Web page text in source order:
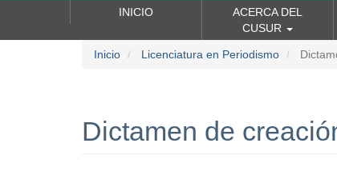
NAVEGACIÓN
PRINCIPAL
INICIO
ACERCA DEL
CUSUR
Inicio Licenciatura en Periodismo
Dictamen de